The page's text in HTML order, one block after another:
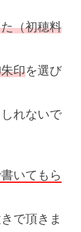
（初穂料
印を選び
れないで
いてもら
で頂きま